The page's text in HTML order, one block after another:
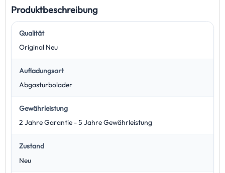
Produktbeschreibung
Qualität
Original Neu
Aufladungsart
Abgasturbolader
Gewährleistung
2 Jahre Garantie - 5 Jahre Gewährleistung
Zustand
Neu